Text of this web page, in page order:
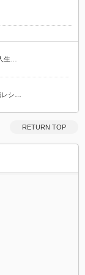
生…
シ…
RETURN TOP